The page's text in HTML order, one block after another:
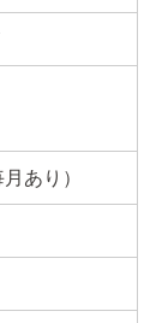
あり）